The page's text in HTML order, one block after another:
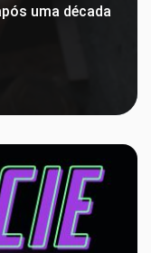
uma década